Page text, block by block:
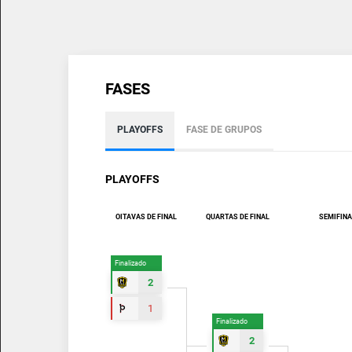
FASES
PLAYOFFS FASE DE GRUPOS
PLAYOFFS
QUARTAS DE FINAL
Finalizado
2
OITAVAS DE FINAL
Finalizado
2
1